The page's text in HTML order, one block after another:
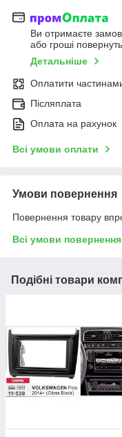
Ви отримаєте
або гроші
Детальніше
Оплатити
Післяплата
Оплата на рахунок
Всі умови оплати
Умови повернення
Повернення товару
Всі умови повернення
Подібні товари